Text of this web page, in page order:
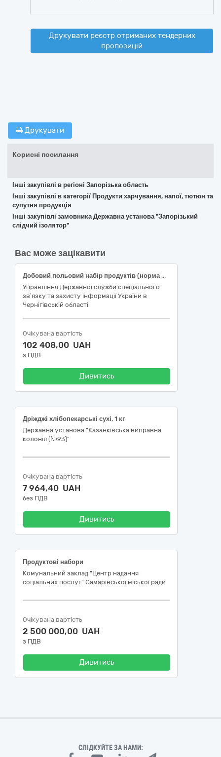
Друкувати реєстр отриманих тендерних
пропозицій
Друкувати
Корисні посилання
Інші закупівлі в регіоні Запорізька область
Інші закупівлі в категорії Продукти харчування, напої, тютюн та
супутня продукція
Інші закупівлі замовника Державна установа "Запорізький
слідчий ізолятор"
Вас може зацікавити
Добовий польовий набір продуктів (норма №15)
Управління Державної служби спеціального
зв’язку та захисту інформації України в
Чернігівській області
Очікувана вартість
102 408,00 UAH
з ПДВ
Дивитись
Дріжджі хлібопекарські сухі, 1 кг
Державна установа "Казанківська виправна
колонія (№93)"
Очікувана вартість
7 964,40 UAH
без ПДВ
Дивитись
Продуктові набори
Комунальний заклад "Центр надання
соціальних послуг" Самарівської міської ради
Очікувана вартість
2 500 000,00 UAH
з ПДВ
Дивитись
СЛІДКУЙТЕ ЗА НАМИ: